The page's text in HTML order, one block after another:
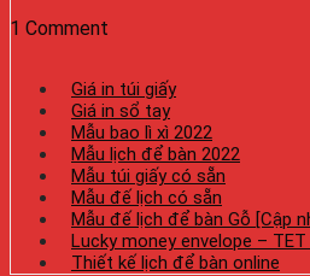
1 Comment
Giá in túi giấy
Giá in sổ tay
Mẫu bao lì xì 2022
Mẫu lịch để bàn 2022
Mẫu túi giấy có sẵn
Mẫu đế lịch có sẵn
Mẫu đế lịch để bàn Gỗ [Cập
Lucky money envelope – TET
Thiết kế lịch để bàn online